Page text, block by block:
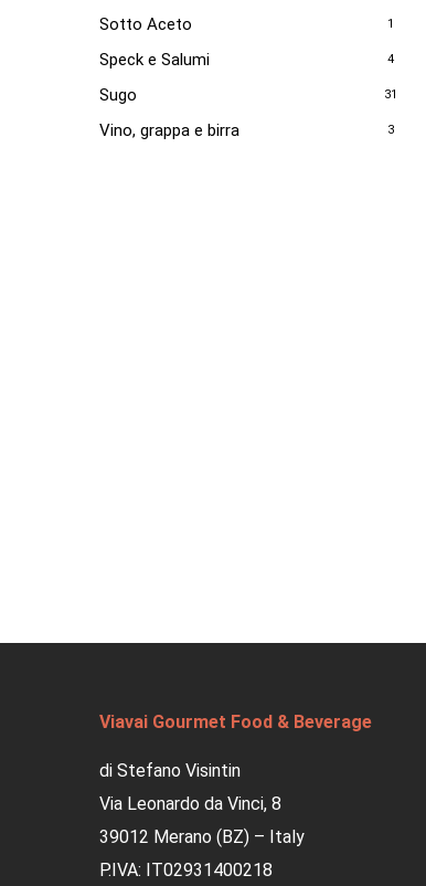
Sotto Aceto 1
Speck e Salumi 4
Sugo 31
Vino, grappa e birra 3
Viavai Gourmet Food & Beverage
di Stefano Visintin
Via Leonardo da Vinci, 8
39012 Merano (BZ) – Italy
P.IVA: IT02931400218